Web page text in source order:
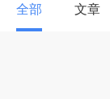
全部 文章